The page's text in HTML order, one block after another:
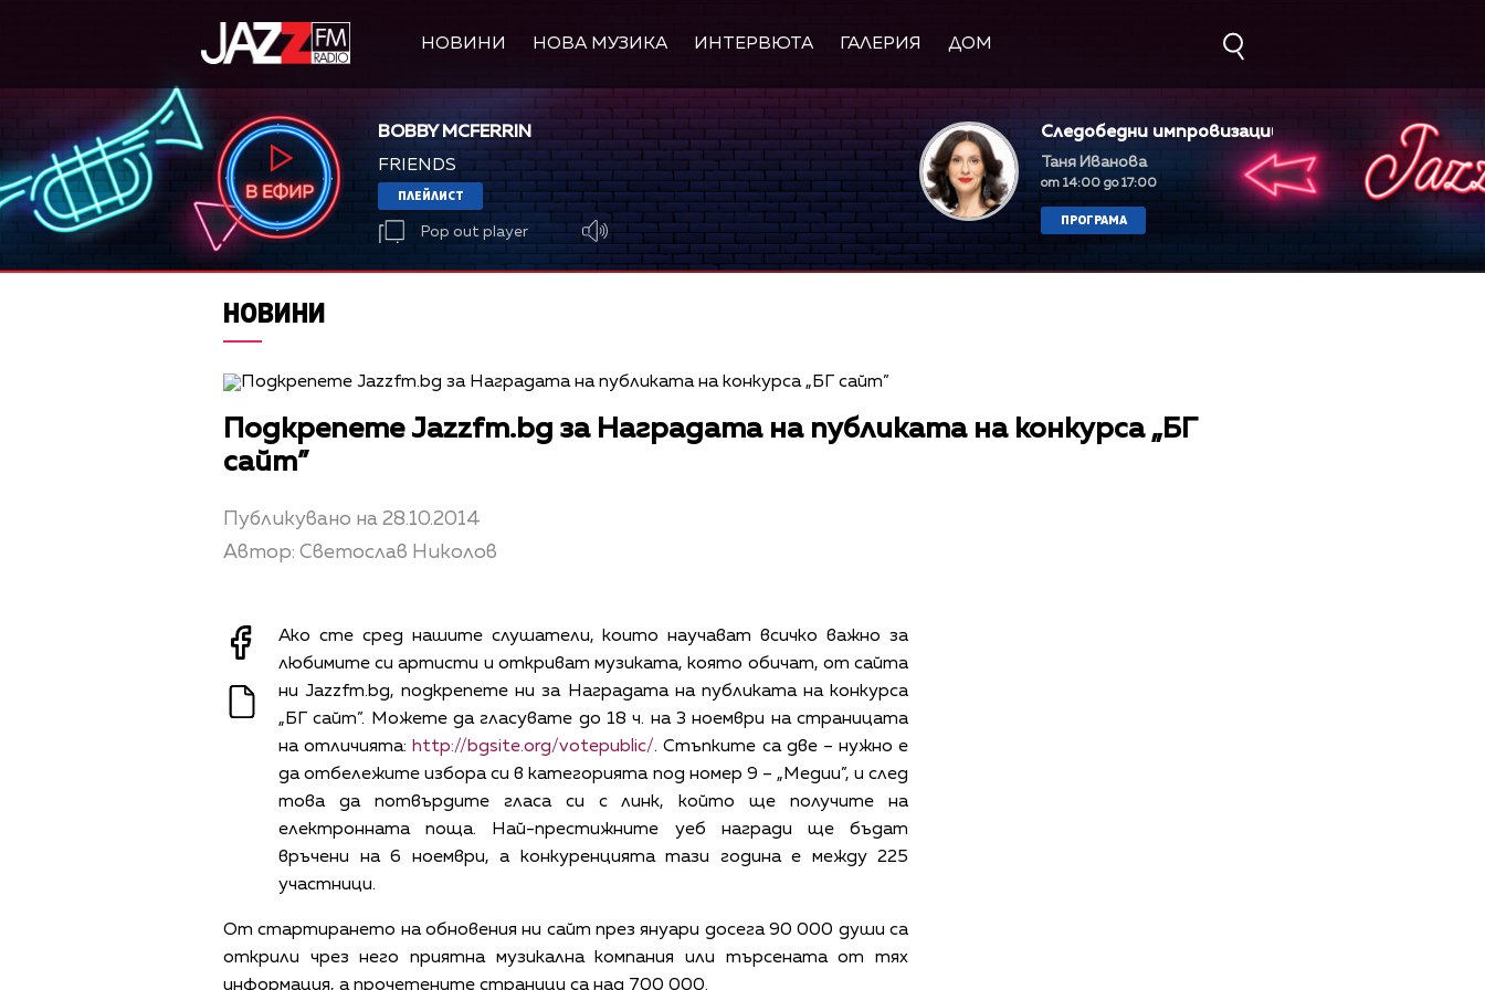
НОВИНИ НОВА МУЗИКА ИНТЕРВЮТА ГАЛЕРИЯ ДОМ
BOBBY MCFERRIN
FRIENDS
ПЛЕЙЛИСТ
Pop out player
Следобедни импровизации
Таня Иванова
от 14:00 до 17:00
ПРОГРАМА
НОВИНИ
Подкрепете Jazzfm.bg за Наградата на публиката на конкурса „БГ
сайт”
Публикувано на 28.10.2014
Автор: Светослав Николов
Ако сте сред нашите слушатели, които научават всичко важно за
любимите си артисти и откриват музиката, която обичат, от сайта
ни Jazzfm.bg, подкрепете ни за Наградата на публиката на конкурса
„БГ сайт”. Можете да гласувате до 18 ч. на 3 ноември на страницата
на отличията:http://bgsite.org/votepublic/. Стъпките са две – нужно е
да отбележите избора си в категорията под номер 9 – „Медии”, и след
това да потвърдите гласа си с линк, който ще получите на
електронната поща. Най-престижните уеб награди ще бъдат
връчени на 6 ноември, а конкуренцията тази година е между 225
участници.
От стартирането на обновения ни сайт през януари досега 90 000 души са
открили чрез него приятна музикална компания или търсената от тях
информация, а прочетените страници са над 700 000.